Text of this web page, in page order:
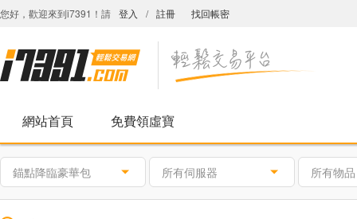
您好，歡迎來到i7391！請 登入 / 註冊 找回帳密
網站首頁 免費領虛寶
錨點降臨豪華包 所有伺服器 所有物品